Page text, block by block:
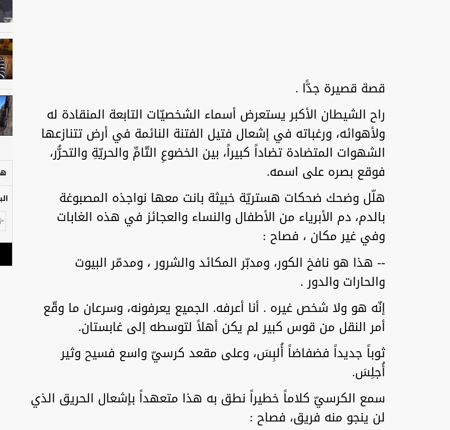
قصة قصيرة جدًّا .
راح الشيطان الأكبر يستعرض أسماء الشخصيّات التابعة المنقادة له
ولأهوائه، ورغباته في إشعال فتيل الفتنة النائمة في أرض تتنازعها
الشهوات المتضادة تضاداً كبيراً، بين الخضوعِ التّامِّ والحريّةِ والتحرُّر،
فوقع بصره على اسمه.
هلّل وضحك ضحكات هستريّة خبيثة بانت معها نواجذه المصبوغة
بالدم، دم الأبرياء من الأطفال والنساء والعجائز في هذه الغابات
وفي غير مكان ، فصاح :
-- هذا هو نافخ الكور، ومدبّر المكائد والشرور ، ومدمّر البيوت
والحارات والدور .
إنّه هو ولا شخص غيره . أنا أعرفه. الجميع يعرفونه، وسرعان ما وقّع
أمر النقل من قوس كبير لم يكن أهلاً لتوسطه إلى غابستان.
ثوباً جديداً فضفاضاً أُلبِسَ، وعلى مقعد كرسيّ واسع فسيح وثير
أُجلِسَ.
سمع الكرسيّ كلاماً خطيراً نطق به هذا متعهداً بإشعال الحريق الذي
لن ينجو منه فريق، فصاح :